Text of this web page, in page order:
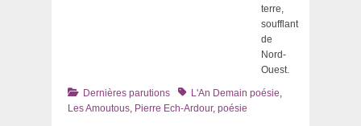
terre,
soufflant
de
Nord-
Ouest.
Catégories
Dernières parutions TagsL'An Demain poésie,
Les Amoutous, Pierre Ech-Ardour, poésie